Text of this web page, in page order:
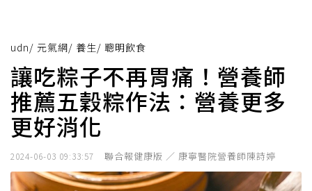
udn/ 元氣網/ 養生/ 聰明飲食
讓吃粽子不再胃痛！營養師
推薦五穀粽作法：營養更多
更好消化
2024-06-03 09:33:57 聯合報健康版 ／ 康寧醫院營養師陳詩婷